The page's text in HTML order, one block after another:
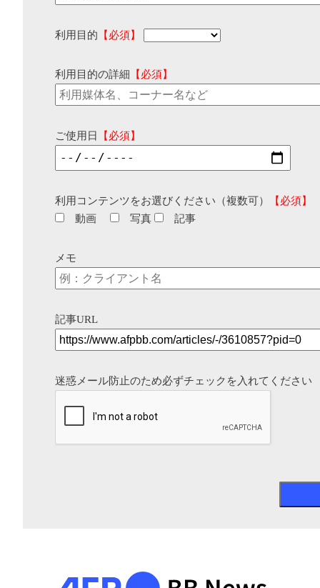
利用目的 【必須】
利用目的の詳細 【必須】
ご使用日 【必須】
利用コンテンツをお選びください（複数可）
【必須】
動画
写真 記事
メモ
記事URL
迷惑メール防止のため必ずチェックを入れてください